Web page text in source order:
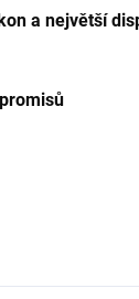
a největší